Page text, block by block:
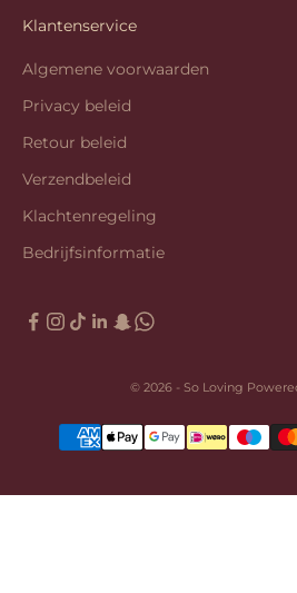
Klantenservice
Algemene voorwaarden
Privacy beleid
Retour beleid
Verzendbeleid
Klachtenregeling
Bedrijfsinformatie
© 2026 - So Loving